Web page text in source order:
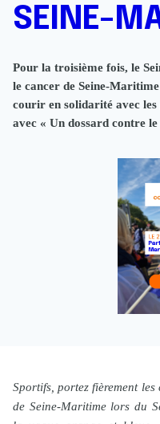
SEINE-
Pour la troisième fois, le
le cancer de Seine-
courir en solidarité avec les
avec « Un dossard contre
Sportifs, portez fièrement
de Seine-Maritime lors du